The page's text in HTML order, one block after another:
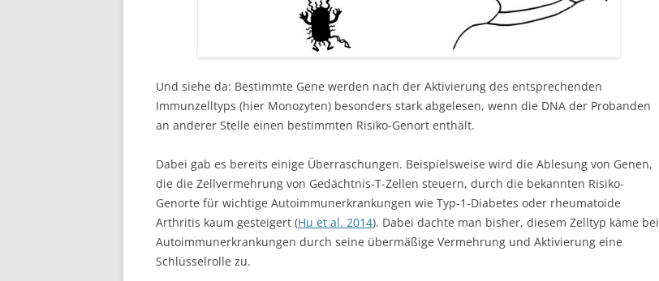
Und siehe da: Bestimmte Gene werden nach der Aktivierung des entsprechenden
Immunzelltyps (hier Monozyten) besonders stark abgelesen, wenn die DNA der Probanden
an anderer Stelle einen bestimmten Risiko-Genort enthält.
Dabei gab es bereits einige Überraschungen. Beispielsweise wird die Ablesung von Genen,
die die Zellvermehrung von Gedächtnis-T-Zellen steuern, durch die bekannten Risiko-
Genorte für wichtige Autoimmunerkrankungen wie Typ-1-Diabetes oder rheumatoide
Arthritis kaum gesteigert (Hu et al. 2014). Dabei dachte man bisher, diesem Zelltyp käme bei
Autoimmunerkrankungen durch seine übermäßige Vermehrung und Aktivierung eine
Schlüsselrolle zu.